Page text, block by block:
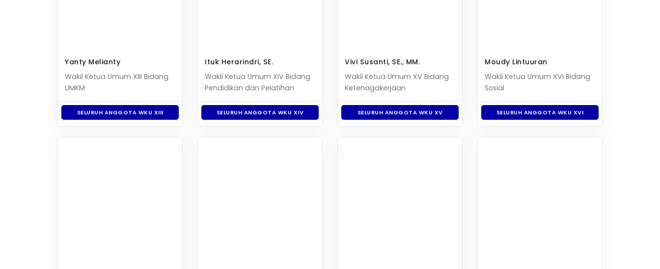
Yanty Melianty
Wakil Ketua Umum XIII Bidang
UMKM
SELURUH ANGGOTA WKU XIII
Ituk Herarindri, SE.
Wakil Ketua Umum XIV Bidang
Pendidikan dan Pelatihan
SELURUH ANGGOTA WKU XIV
Vivi Susanti, SE., MM.
Wakil Ketua Umum XV Bidang
Ketenagakerjaan
SELURUH ANGGOTA WKU XV
Moudy Lintuuran
Wakil Ketua Umum XVI Bidang
Sosial
SELURUH ANGGOTA WKU XVI